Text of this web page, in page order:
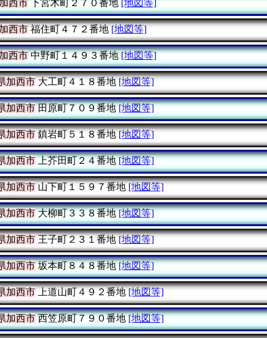
西市下宮木町２７０番地 [地図等]
西市福住町４７２番地 [地図等]
西市中野町１４９３番地 [地図等]
加西市大工町４１８番地 [地図等]
加西市田原町７０９番地 [地図等]
加西市鎮岩町５１８番地 [地図等]
加西市上芥田町２４番地 [地図等]
加西市山下町１５９７番地 [地図等]
加西市大柳町３３８番地 [地図等]
加西市王子町２３１番地 [地図等]
加西市坂本町８４８番地 [地図等]
加西市上道山町４９２番地 [地図等]
加西市西笠原町７９０番地 [地図等]